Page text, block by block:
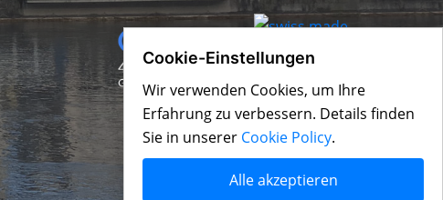
Cookie-Einstellungen
Wir verwenden Cookies, um Ihre
Erfahrung zu verbessern. Details finden
Sie in unserer Cookie Policy.
Alle akzeptieren